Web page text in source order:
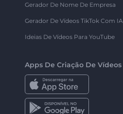
Gerador De Nome De Empresa
Gerador De Vídeos TikTok Com IA
Ideias De Vídeos Para YouTube
Apps De Criação De Vídeos